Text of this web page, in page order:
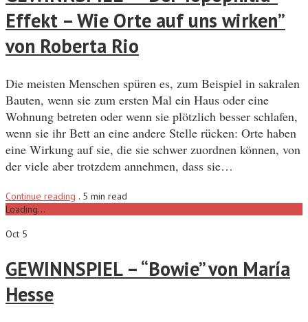
Effekt – Wie Orte auf uns wirken”
von Roberta Rio
Die meisten Menschen spüren es, zum Beispiel in sakralen
Bauten, wenn sie zum ersten Mal ein Haus oder eine
Wohnung betreten oder wenn sie plötzlich besser schlafen,
wenn sie ihr Bett an eine andere Stelle rücken: Orte haben
eine Wirkung auf sie, die sie schwer zuordnen können, von
der viele aber trotzdem annehmen, dass sie…
Continue reading . 5 min read
Loading...
Oct 5
GEWINNSPIEL – “Bowie” von María
Hesse